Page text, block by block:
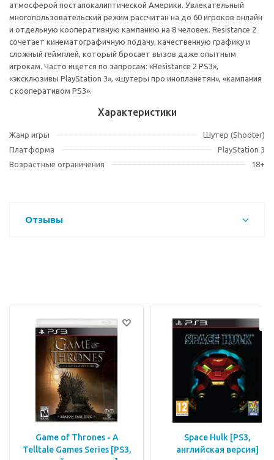
атмосферой постапокалиптической Америки. Увлекательный
многопользовательский режим рассчитан на до 60 игроков онлайн
и отдельную кооперативную кампанию на 8 человек. Resistance 2
сочетает кинематографичную подачу, качественную графику и
сложный геймплей, который бросает вызов даже опытным
игрокам. Часто ищется по запросам: «Resistance 2 PS3»,
«эксклюзивы PlayStation 3», «шутеры про инопланетян», «кампания
с кооперативом PS3».
Характеристики
Жанр игры
Шутер (Shooter)
Платформа
PlayStation 3
Возрастные ограничения
18+
Отзывы
Game of Thrones - A
Telltale Games Series [РS3,
Space Hulk [PS3,
английская версия]